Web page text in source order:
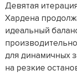
Девятая
Хардена
идеальный
для динамичных
на резкие